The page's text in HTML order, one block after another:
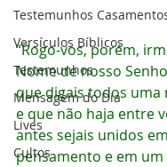
Testemunhos
Versículos Bíblicos
Testemunhos
Mensagem do Dia
Lives
Cultos
“Rogo-vos, porém,
Nome de nosso
que digais todos uma
e que não haja entre
antes sejais unidos
pensamento e em